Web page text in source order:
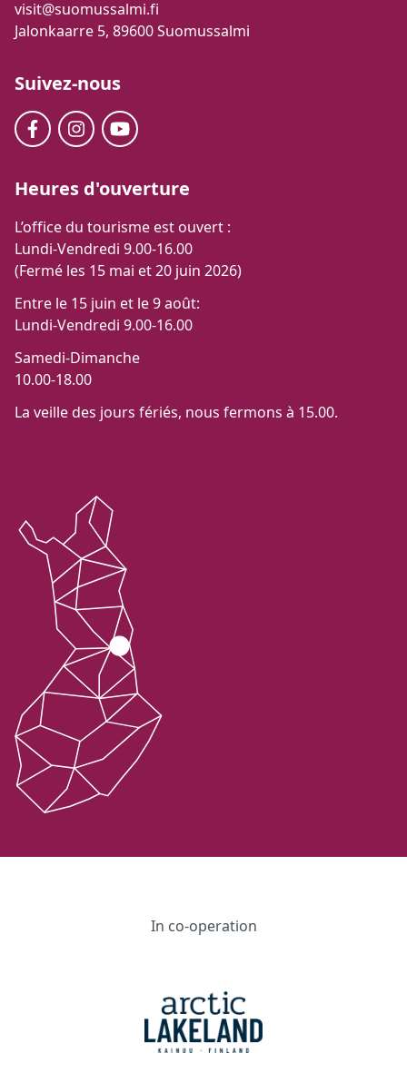
visit@suomussalmi.fi
Jalonkaarre 5, 89600 Suomussalmi
Suivez-nous
Heures d'ouverture
L’office du tourisme est ouvert :
Lundi-Vendredi 9.00-16.00
(Fermé les 15 mai et 20 juin 2026)
Entre le 15 juin et le 9 août:
Lundi-Vendredi 9.00-16.00
Samedi-Dimanche
10.00-18.00
La veille des jours fériés, nous fermons à 15.00.
In co-operation